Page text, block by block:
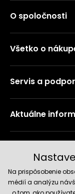
O spoločnosti
Všetko o
Servis a
Aktuálne
Na prispôsobenie
médií a analýzu